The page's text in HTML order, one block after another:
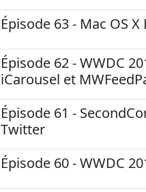
Épisode 63 - Mac OS X
Épisode 62 - WWDC
iCarousel et
Épisode 61 -
Twitter
Épisode 60 - WWDC